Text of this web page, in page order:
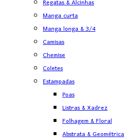
Regatas & Alcinhas
Manga curta
Manga longa & 3/4
Camisas
Chemise
Coletes
Estampadas
Poas
Listras & Xadrez
Folhagem & Floral
Abstrata & Geométrica